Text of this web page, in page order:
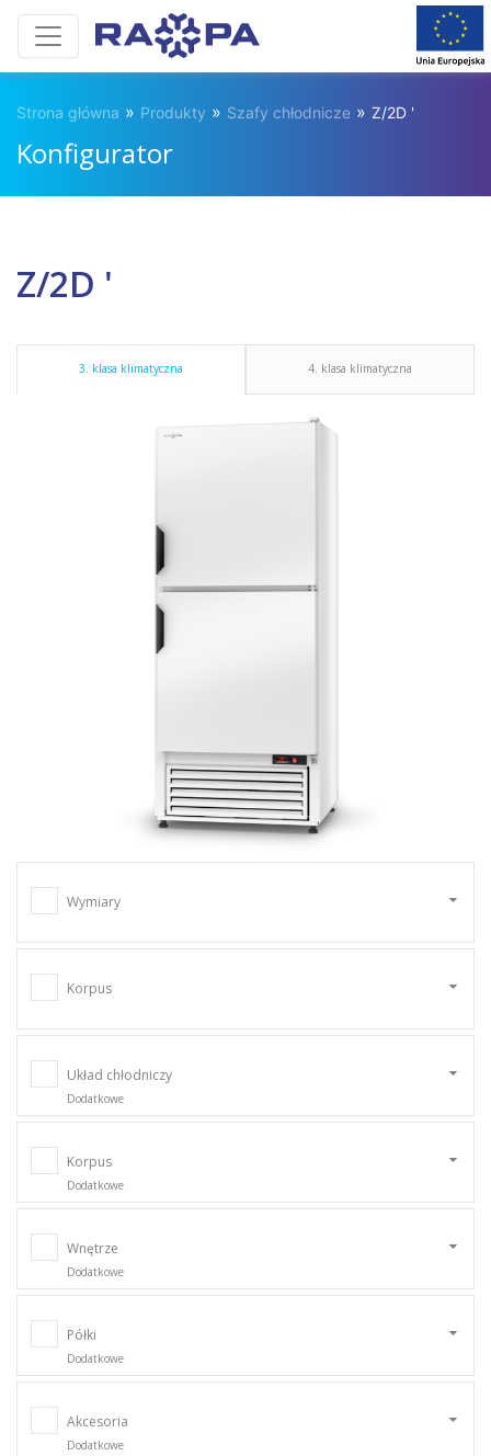
Strona główna » Produkty » Szafy chłodnicze » Z/2D '
Konfigurator
Z/2D '
3. klasa klimatyczna 4. klasa klimatyczna
Wymiary
Korpus
Układ chłodniczy
Dodatkowe
Korpus
Dodatkowe
Wnętrze
Dodatkowe
Półki
Dodatkowe
Akcesoria
Dodatkowe